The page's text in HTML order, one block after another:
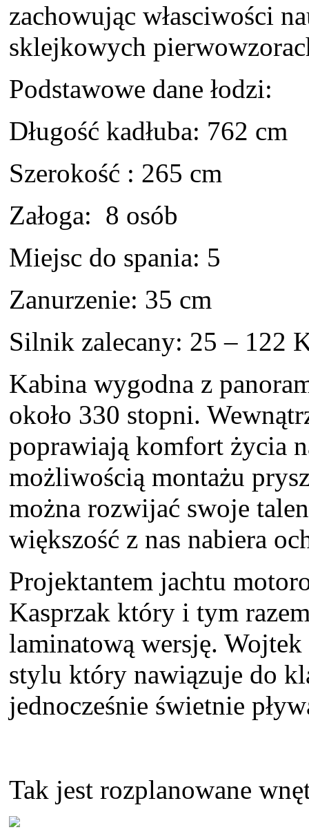
zachowując własciwości
sklejkowych
Podstawowe dane łodzi:
Długość kadłuba: 762 cm
Szerokość : 265 cm
Załoga: 8 osób
Miejsc do spania: 5
Zanurzenie: 35 cm
Silnik zalecany: 25 – 122
Kabina wygodna z
około 330 stopni.
poprawiają komfort życia
możliwością montażu
można rozwijać swoje
większość z nas nabiera
Projektantem jachtu
Kasprzak który i tym
laminatową wersję.
stylu który nawiązuje do
jednocześnie świetnie
Tak jest rozplanowane